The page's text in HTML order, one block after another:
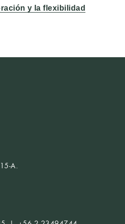
y la flexibilidad
A.